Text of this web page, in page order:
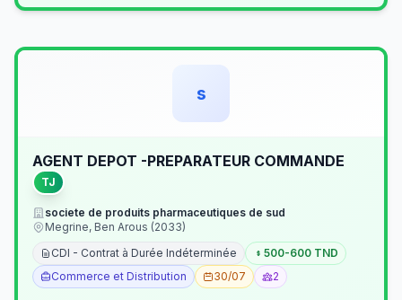
s
AGENT DEPOT -PREPARATEUR COMMANDE
TJ
societe de produits pharmaceutiques de sud
Megrine, Ben Arous (2033)
CDI - Contrat à Durée Indéterminée
500-600 TND
Commerce et Distribution
30/07 2